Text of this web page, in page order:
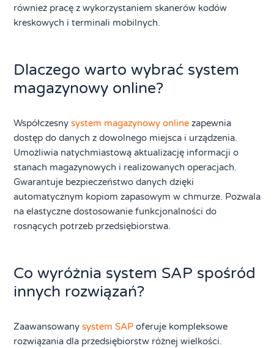
również pracę z wykorzystaniem skanerów kodów
kreskowych i terminali mobilnych.
Dlaczego warto wybrać system
magazynowy online?
Współczesny system magazynowy onlinezapewnia
dostęp do danych z dowolnego miejsca i urządzenia.
Umożliwia natychmiastową aktualizację informacji o
stanach magazynowych i realizowanych operacjach.
Gwarantuje bezpieczeństwo danych dzięki
automatycznym kopiom zapasowym w chmurze. Pozwala
na elastyczne dostosowanie funkcjonalności do
rosnących potrzeb przedsiębiorstwa.
Co wyróżnia system SAP spośród
innych rozwiązań?
Zaawansowany system SAPoferuje kompleksowe
rozwiązania dla przedsiębiorstw różnej wielkości.